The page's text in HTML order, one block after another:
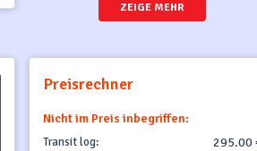
ZEIGE MEHR
Preisrechner
Nicht im Preis inbegriffen:
Transit log: 295.00